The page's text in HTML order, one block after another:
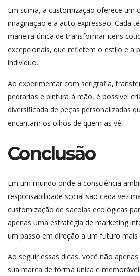
Em suma, a customização oferece um
imaginação e a auto expressão. Cada
maneira única de transformar itens
excepcionais, que refletem o estilo e a
indivíduo.
Ao experimentar com serigrafia,
pedrarias e pintura à mão, é possível
diversificada de peças personalizadas
encantam os olhos de quem as vê.
Conclusão
Em um mundo onde a consciência
responsabilidade social são cada vez
customização de sacolas ecológicas
apenas uma estratégia de marketing
um passo em direção a um futuro mais
Ao seguir essas dicas, você não
sua marca de forma única e